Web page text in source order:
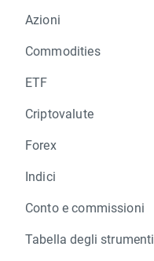
Azioni
Commodities
ETF
Criptovalute
Forex
Indici
Conto e commissioni
Tabella degli strumenti